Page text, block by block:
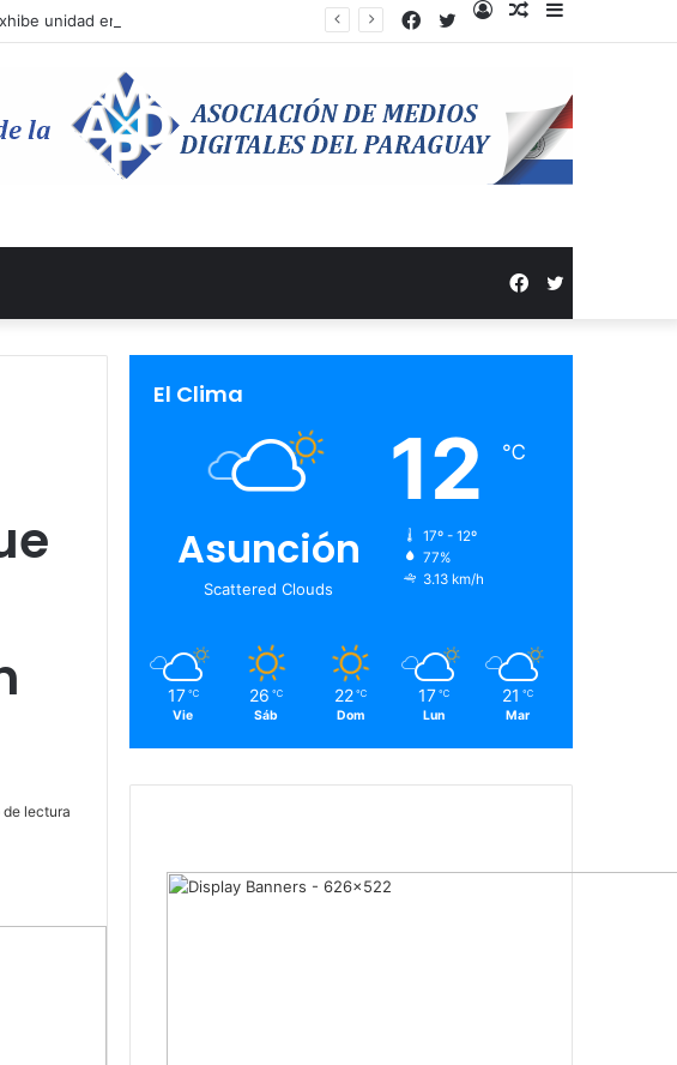
unidad en lanzamiento de campaña
Barra
Publicación
azar
Acceso
Twitter
Facebook
Twitter
Facebook
de lectura
El Clima
Asunción
Scattered Clouds
12 ℃
17º - 12º
77%
3.13 km/h
17 ℃
Vie
26 ℃
Sáb
22 ℃
Dom
17 ℃
Lun
21 ℃
Mar